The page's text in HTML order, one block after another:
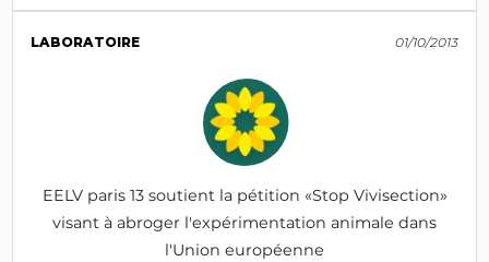
LABORATOIRE 01/10/2013
EELV paris 13 soutient la pétition «Stop Vivisection»
visant à abroger l'expérimentation animale dans
l'Union européenne